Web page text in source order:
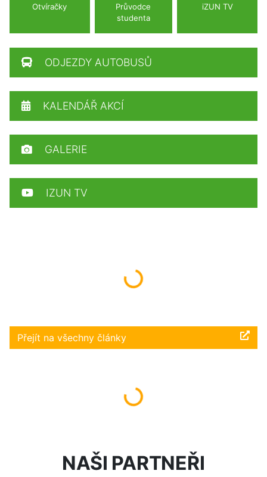
Načítám...
Přejít na všechny články
Načítám...
Otvíračky
Průvodce
studenta
iZUN TV
ODJEZDY AUTOBUSŮ
KALENDÁŘ AKCÍ
GALERIE
IZUN TV
NAŠI PARTNEŘI